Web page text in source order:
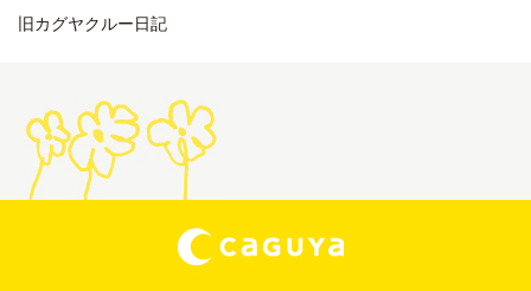
旧カグヤクルー日記